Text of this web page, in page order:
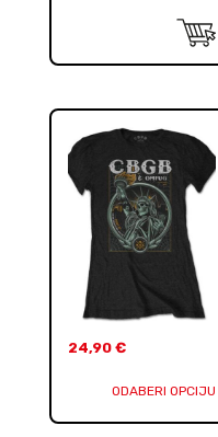
24,90 €
ODABERI OPCIJU